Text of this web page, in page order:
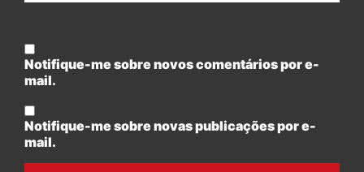
Notifique-me sobre novos comentários por e-
mail.
Notifique-me sobre novas publicações por e-
mail.